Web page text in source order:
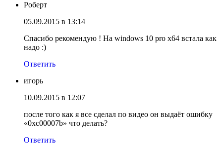
Роберт
05.09.2015 в 13:14
Спасибо рекомендую ! На windows 10 pro x64 встала как
надо :)
Ответить
игорь
10.09.2015 в 12:07
после того как я все сделал по видео он выдаёт ошибку
«0xc00007b» что делать?
Ответить